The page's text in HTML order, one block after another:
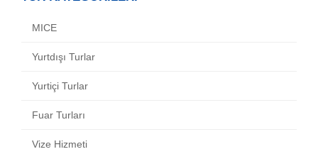
MICE
Yurtdışı Turlar
Yurtiçi Turlar
Fuar Turları
Vize Hizmeti